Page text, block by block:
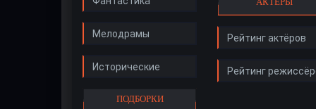
Мелодрамы
Исторические
ПОДБОРКИ
Рейтинг актёров
Рейтинг